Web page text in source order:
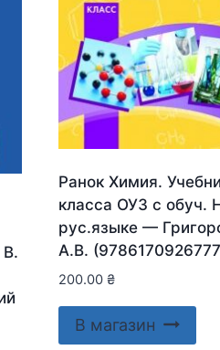
В.
Ранок Химия.
класса ОУЗ с обуч.
рус.языке —
А.В.
200.00 ₴
В магазин